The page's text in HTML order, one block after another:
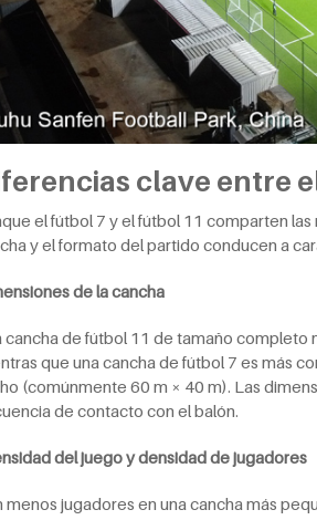
clave entre
el fútbol 7 y el fútbol 11 comparten
y el formato del partido conducen a
de la cancha
cancha de fútbol 11 de tamaño completo
que una cancha de fútbol 7 es más
(comúnmente 60 m × 40 m). Las
de contacto con el balón.
del juego y densidad de jugadores
menos jugadores en una cancha más